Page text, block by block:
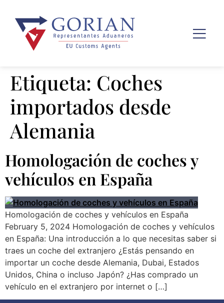
Etiqueta: Coches
importados desde
Alemania
Homologación de coches y
vehículos en España
Homologación de coches y vehículos en España
February 5, 2024 Homologación de coches y vehículos
en España: Una introducción a lo que necesitas saber si
traes un coche del extranjero ¿Estás pensando en
importar un coche desde Alemania, Dubai, Estados
Unidos, China o incluso Japón? ¿Has comprado un
vehículo en el extranjero por internet o […]